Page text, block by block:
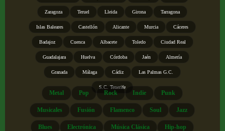
Zaragoza Teruel Lleida Girona Tarragona
Islas Baleares Castellón Alicante Murcia Cáceres
Badajoz Cuenca Albacete Toledo Ciudad Real
Guadalajara Huelva Córdoba Jaén Almería
Granada Málaga Cádiz Las Palmas G.C.
S.C. Tenerife
Metal Pop Rock Indie Punk
Musicales Fusión Flamenco Soul Jazz
Blues Electrónica Música Clásica Hip-hop